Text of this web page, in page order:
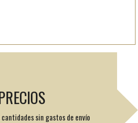
sin gastos de envío